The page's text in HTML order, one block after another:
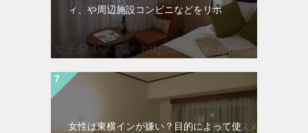
ィ、や周辺施設コンビニなどをリポ
女性は東横インが嫌い？目的によって使